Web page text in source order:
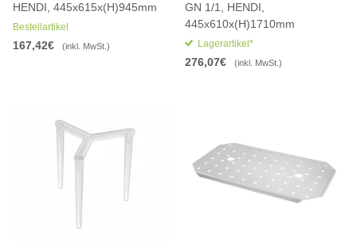
HENDI, 445x615x(H)945mm
Bestellartikel
167,42€ (inkl. MwSt.)
GN 1/1, HENDI,
445x610x(H)1710mm
Lagerartikel*
276,07€ (inkl. MwSt.)